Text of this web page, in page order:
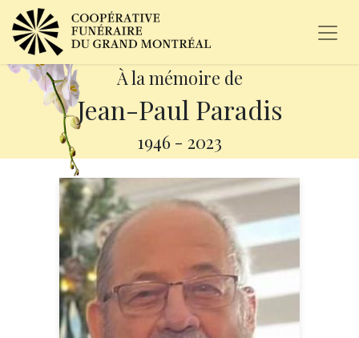
À la mémoire de
Jean-Paul Paradis
1946 - 2023